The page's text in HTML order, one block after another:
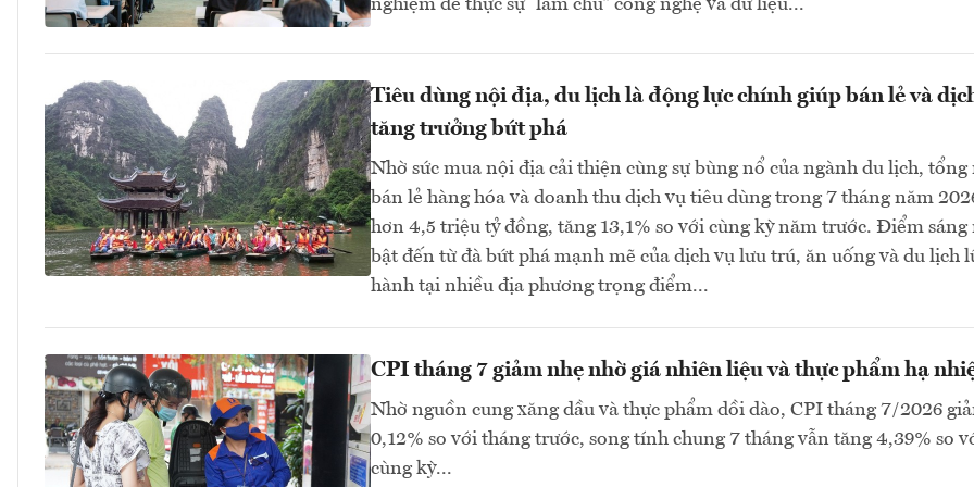
nghiệm để thực sự “làm chủ” công nghệ và dữ liệu...
Tiêu dùng nội địa, du lịch là động lực chính giúp bán lẻ và
tăng trưởng bứt phá
Nhờ sức mua nội địa cải thiện cùng sự bùng nổ của ngành du lịch, tổng
bán lẻ hàng hóa và doanh thu dịch vụ tiêu dùng trong 7 tháng năm
hơn 4,5 triệu tỷ đồng, tăng 13,1% so với cùng kỳ năm trước. Điểm sáng
bật đến từ đà bứt phá mạnh mẽ của dịch vụ lưu trú, ăn uống và du lịch
hành tại nhiều địa phương trọng điểm...
CPI tháng 7 giảm nhẹ nhờ giá nhiên liệu và thực phẩm hạ
Nhờ nguồn cung xăng dầu và thực phẩm dồi dào, CPI tháng 7/2026
0,12% so với tháng trước, song tính chung 7 tháng vẫn tăng 4,39% so
cùng kỳ...